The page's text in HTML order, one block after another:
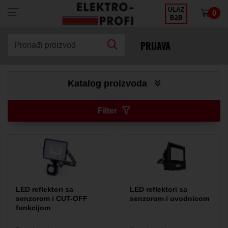
×
ULAZ
B2B
0
Pronađi proizvod PRIJAVA
Katalog proizvoda
Filter
LED reflektori sa
senzorom i CUT-OFF
funkcijom
LED reflektori sa
senzorom i uvodnicom